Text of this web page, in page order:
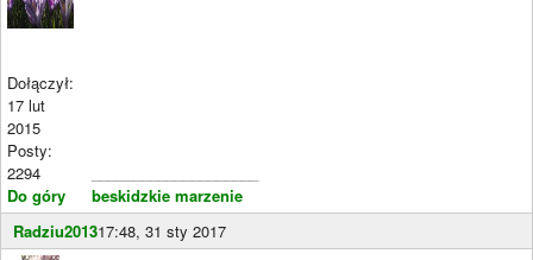
Dołączył:
17 lut
2015
Posty:
2294
Do góry
beskidzkie marzenie
Radziu201317:48, 31 sty 2017